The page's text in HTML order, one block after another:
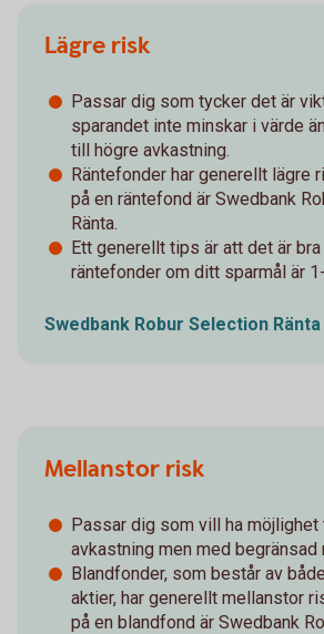
Lägre risk
Passar dig som tycker det är
sparandet inte minskar i värde
till högre avkastning.
Räntefonder har generellt lägre
på en räntefond är Swedbank
Ränta.
Ett generellt tips är att det är
räntefonder om ditt sparmål är
Swedbank Robur Selection Ränta
Mellanstor risk
Passar dig som vill ha möjlighet
avkastning men med begränsad
Blandfonder, som består av
aktier, har generellt mellanstor
på en blandfond är Swedbank